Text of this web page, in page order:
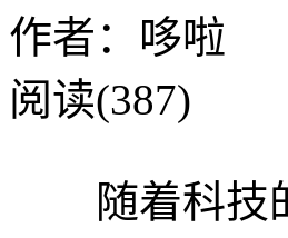
作者：哆啦
阅读(387)
随着科技的